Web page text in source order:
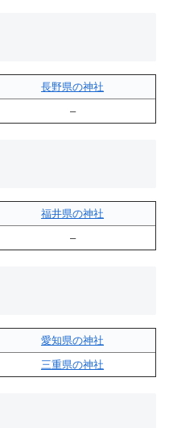
長野県の神社
–
福井県の神社
–
愛知県の神社
三重県の神社